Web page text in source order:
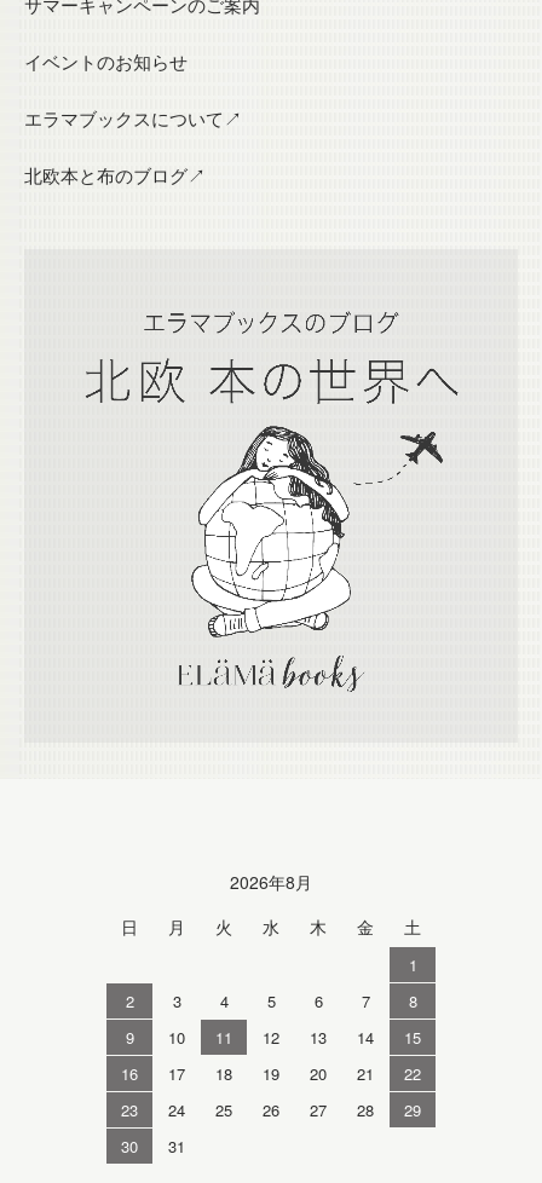
イベントのお知らせ
エラマブックスについて↗
北欧本と布のブログ↗
2026年8月
日
月 火 水 木 金 土
1
2
3 4 5 6 7
8
9
10 11 12 13 14
15
16
17 18 19 20 21
22
23
24 25 26 27 28
29
30
31